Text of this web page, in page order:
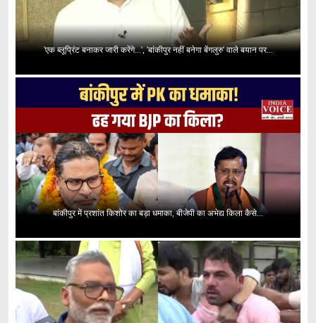
'एक ब्लूप्रिंट बनाकर जारी करेंगे...', 'बांकीपुर नहीं बनेगा बेंगलुरु' वाले बयान पर...
बांकीपुर में प्रशांत किशोर का बड़ा धमाका, बीजेपी का अभेद्य किला कैसे...